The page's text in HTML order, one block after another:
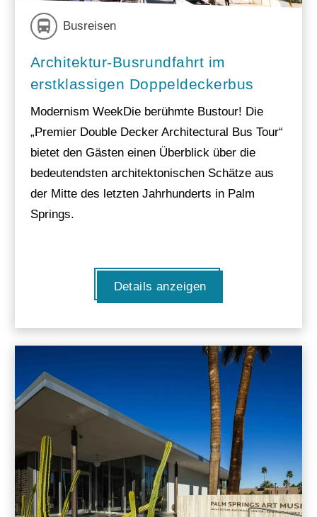
Busreisen
Architektur-Busrundfahrt im
erstklassigen Doppeldeckerbus
Modernism WeekDie berühmte Bustour! Die
„Premier Double Decker Architectural Bus Tour“
bietet den Gästen einen Überblick über die
bedeutendsten architektonischen Schätze aus
der Mitte des letzten Jahrhunderts in Palm
Springs.
Details anzeigen